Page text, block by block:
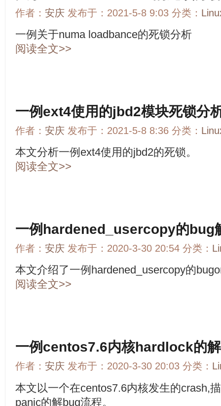
作者： 安庆 发布于：2021-5-8 9:03 分类：
一例关于numa loadbance的死锁分析
阅读全文>>
一例ext4使用的jbd2模块死锁分
作者： 安庆 发布于：2021-5-8 8:36 分类：
本文分析一例ext4使用的jbd2的死锁。
阅读全文>>
一例hardened_usercopy的bug
作者： 安庆 发布于：2020-3-30 20:54 分类：
本文介绍了一例hardened_usercopy的
阅读全文>>
一例centos7.6内核hardlock的
作者： 安庆 发布于：2020-3-30 20:03 分类：
本文以一个在centos7.6内核发生的crash,
panic的解bug流程。